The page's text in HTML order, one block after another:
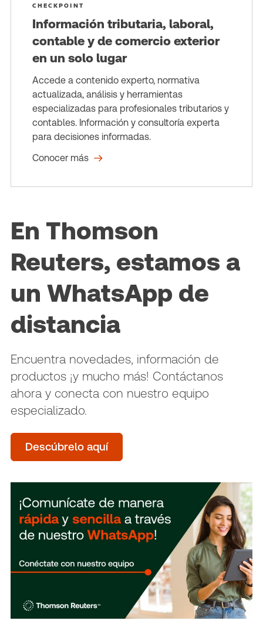
CHECKPOINT
Información tributaria, laboral,
contable y de comercio exterior
en un solo lugar
Accede a contenido experto, normativa
actualizada, análisis y herramientas
especializadas para profesionales tributarios y
contables. Información y consultoría experta
para decisiones informadas.
Conocer más
En Thomson
Reuters, estamos a
un WhatsApp de
distancia
Encuentra novedades, información de
productos ¡y mucho más! Contáctanos
ahora y conecta con nuestro equipo
especializado.
Descúbrelo aquí